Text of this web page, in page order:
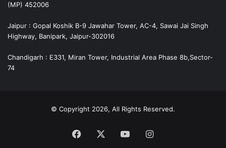
(MP) 452006
Jaipur : Gopal Koshik B-9 Jawahar Tower, AC-4, Sawai Jai Singh
Highway, Banipark, Jaipur-302016
Chandigarh : E331, Miran Tower, Industrial Area Phase 8b,Sector-
74
© Copyright 2026, All Rights Reserved.
Facebook YouTubeInstagram